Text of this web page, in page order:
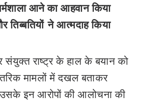
आने का आहवान किया
तिब्बतियों ने आत्मदाह किया
संयुक्त राष्ट्र के हाल के बयान को
मामलों में दखल बताकर
इन आरोपों की आलोचना की